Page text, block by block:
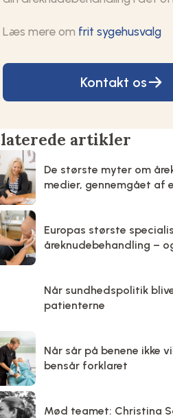
Læs mere om frit sygehusvalg
Kontakt os
artikler
De største myter om
medier, gennemgået af
Europas største
åreknudebehandling –
Når sundhedspolitik
patienterne
Når sår på benene ikke
bensår forklaret
Mød teamet: Christina